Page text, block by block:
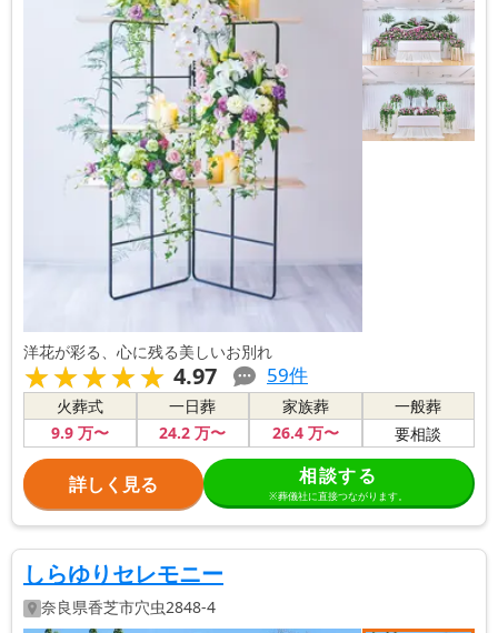
洋花が彩る、心に残る美しいお別れ
★★★★★
★★★★★ 4.97 59件
火葬式
9.9万〜
一日葬
24.2 万〜
家族葬
26.4万〜
一般葬
要相談
詳しく見る 相談する
※葬儀社に直接つながります。
しらゆりセレモニー
奈良県香芝市穴虫2848-4